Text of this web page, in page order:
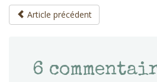
Article précédent
6